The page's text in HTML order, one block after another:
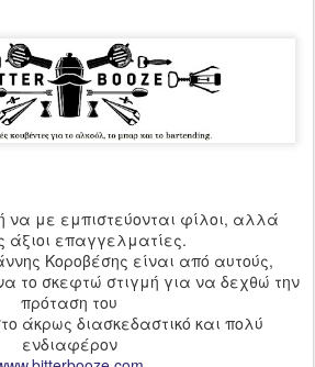
να με εμπιστεύονται φίλοι, αλλά
άξιοι επαγγελματίες.
Κοροβέσης είναι από αυτούς,
το σκεφτώ στιγμή για να δεχθώ την
πρόταση του
άκρως διασκεδαστικό και πολύ
ενδιαφέρον